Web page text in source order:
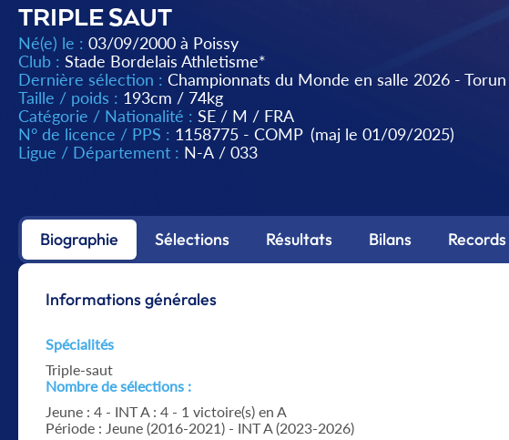
TRIPLE SAUT
Né(e) le : 03/09/2000 à Poissy
Club : Stade Bordelais Athletisme*
Dernière sélection : Championnats du Monde en salle 2026 - Torun
Taille / poids : 193cm / 74kg
Catégorie / Nationalité : SE / M / FRA
N° de licence / PPS : 1158775 - COMP (maj le 01/09/2025)
Ligue / Département : N-A / 033
Biographie Sélections Résultats Bilans Records
Informations générales
Spécialités
Triple-saut
Nombre de sélections :
Jeune : 4 - INT A : 4 - 1 victoire(s) en A
Période : Jeune (2016-2021) - INT A (2023-2026)